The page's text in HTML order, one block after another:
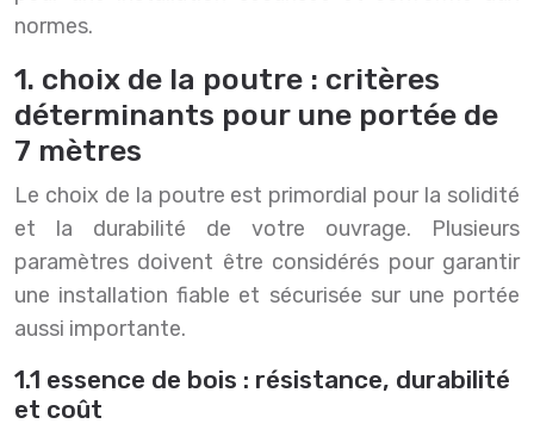
normes.
1. choix de la poutre : critères
déterminants pour une portée de
7 mètres
Le choix de la poutre est primordial pour la solidité
et la durabilité de votre ouvrage. Plusieurs
paramètres doivent être considérés pour garantir
une installation fiable et sécurisée sur une portée
aussi importante.
1.1 essence de bois : résistance, durabilité
et coût